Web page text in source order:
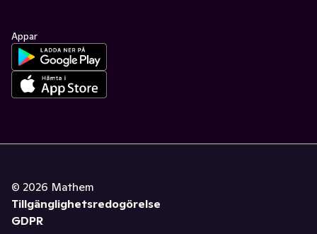
Appar
© 2026 Mathem
Tillgänglighetsredogörelse
GDPR